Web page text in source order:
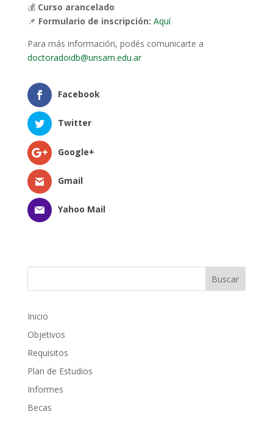
💰 Curso arancelado
📌 Formulario de inscripción: Aquí
Para más información, podés comunicarte a
doctoradoidb@unsam.edu.ar
Facebook
Twitter
Google+
Gmail
Yahoo Mail
Inicio
Objetivos
Requisitos
Plan de Estudios
Informes
Becas